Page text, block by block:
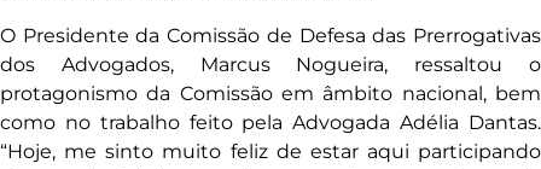
O Presidente da Comissão de Defesa das Prerrogativas
dos Advogados, Marcus Nogueira, ressaltou o
protagonismo da Comissão em âmbito nacional, bem
como no trabalho feito pela Advogada Adélia Dantas.
“Hoje, me sinto muito feliz de estar aqui participando